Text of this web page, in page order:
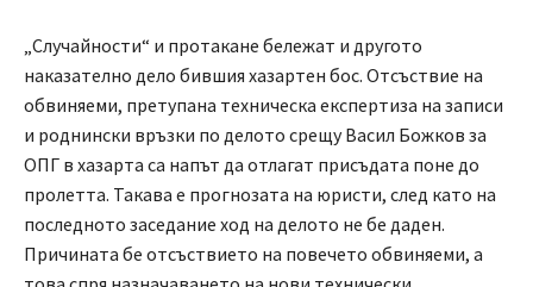
„Случайности“ и протакане бележат и другото
наказателно дело бившия хазартен бос. Отсъствие на
обвиняеми, претупана техническа експертиза на записи
и роднински връзки по делото срещу Васил Божков за
ОПГ в хазарта са напът да отлагат присъдата поне до
пролетта. Такава е прогнозата на юристи, след като на
последното заседание ход на делото не бе даден.
Причината бе отсъствието на повечето обвиняеми, а